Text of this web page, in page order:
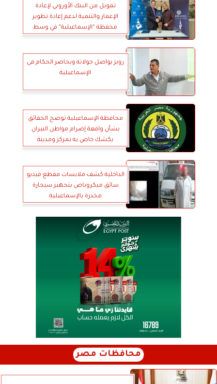
تمويل من البنك الأوروبي لإعادة
الإعمار والتنمية لدعم إعادة تطوير
محفظة ”الإسماعيلية” في وسط
رويز يواصل جولاته ويحاضر الحكام فى
الإسماعيلية
محافظة الإسماعيلية توضح الحقائق
بشأن واقعة إضرام مواطن النيران
بكشك خاص به بمركز ومدينة
الداخلية:كشف ملابسات مقطع فيديو
سائق ميكروباص بتجهيز سيجارة
مخدرة بالإسماعيلية
محافظات مصر